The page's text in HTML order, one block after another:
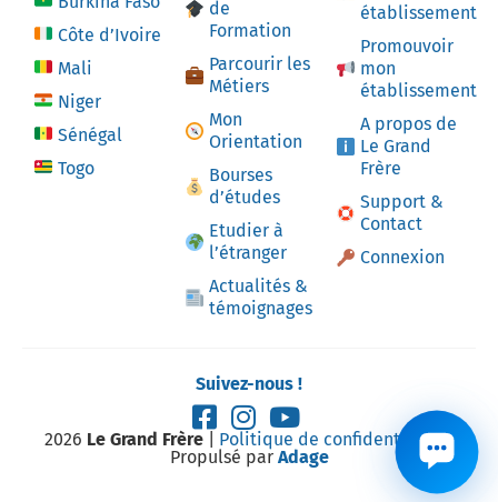
Côte d’Ivoire
Mali
Niger
Sénégal
Togo
de
Formation
Parcourir les
Métiers
Mon
Orientation
Bourses
d’études
Etudier à
l’étranger
Actualités &
témoignages
établissement
Promouvoir
mon
établissement
A propos de
Le Grand
Frère
Support &
Contact
Connexion
Suivez-nous !
2026 Le Grand Frère| Politique de confidentialité|
Propulsé par Adage